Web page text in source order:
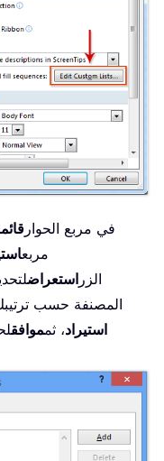
. في مربع الحوار
مربع
الزر استعراض
المصنفة حسب
استيراد، ثمموافق